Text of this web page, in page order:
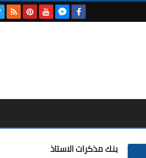
بنك مذكرات الاستاذ